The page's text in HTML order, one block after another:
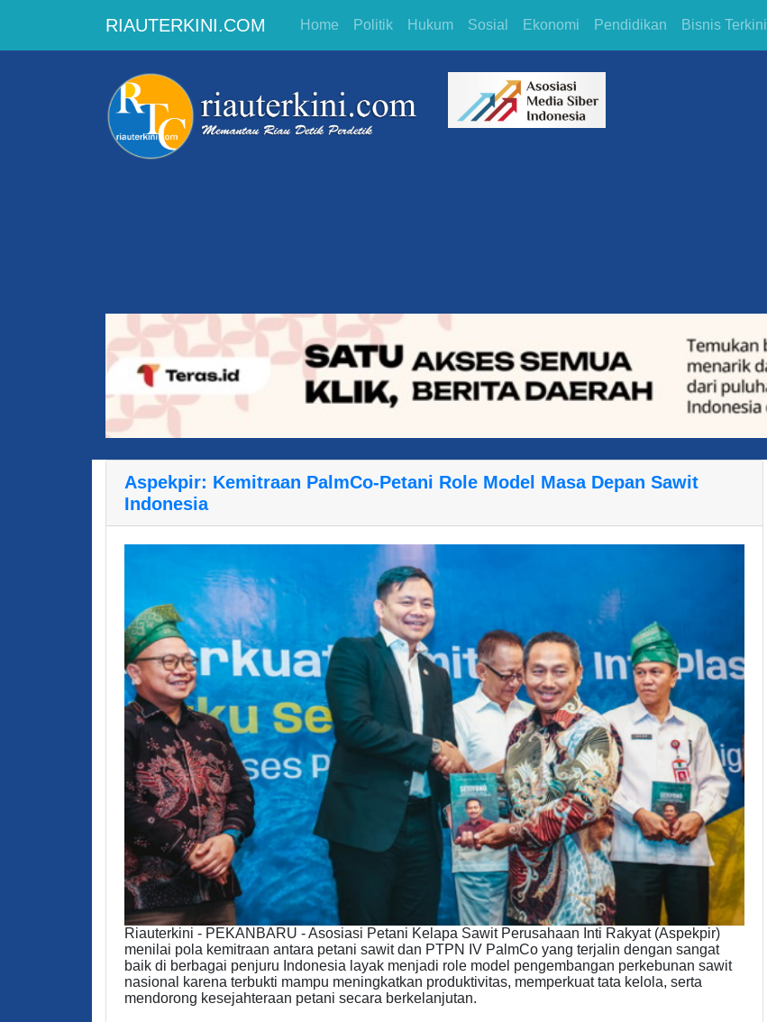
RIAUTERKINI.COM Home Politik Hukum Sosial Ekonomi Pendidikan Bisnis Terkini
Aspekpir: Kemitraan PalmCo-Petani Role Model Masa Depan Sawit
Indonesia
Riauterkini - PEKANBARU - Asosiasi Petani Kelapa Sawit Perusahaan Inti Rakyat (Aspekpir)
menilai pola kemitraan antara petani sawit dan PTPN IV PalmCo yang terjalin dengan sangat
baik di berbagai penjuru Indonesia layak menjadi role model pengembangan perkebunan sawit
nasional karena terbukti mampu meningkatkan produktivitas, memperkuat tata kelola, serta
mendorong kesejahteraan petani secara berkelanjutan.